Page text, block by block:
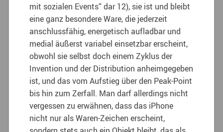
mit sozialen Events“ dar 12), sie ist und bleibt
eine ganz besondere Ware, die jederzeit
anschlussfähig, energetisch aufladbar und
medial äußerst variabel einsetzbar erscheint,
obwohl sie selbst doch einem Zyklus der
Invention und der Distribution anheimgegeben
ist, und das vom Aufstieg über den Peak-Point
bis hin zum Zerfall. Man darf allerdings nicht
vergessen zu erwähnen, dass das iPhone
nicht nur als Waren-Zeichen erscheint,